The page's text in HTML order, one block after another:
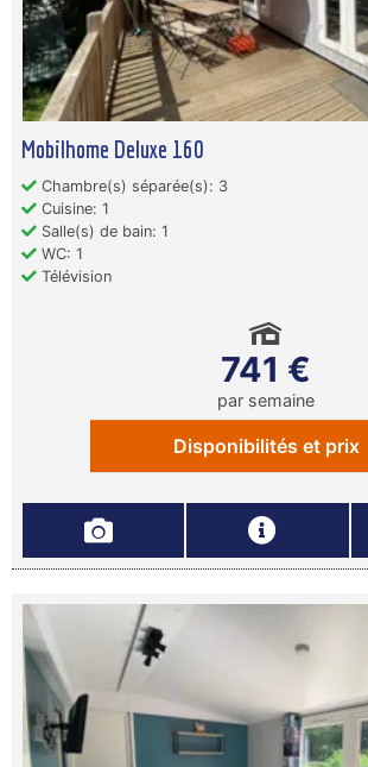
Mobilhome Deluxe 160
Chambre(s) séparée(s): 3
Cuisine: 1
Salle(s) de bain: 1
WC: 1
Télévision
741 €
par semaine
Disponibilités et prix